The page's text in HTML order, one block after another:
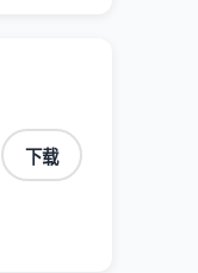
下载